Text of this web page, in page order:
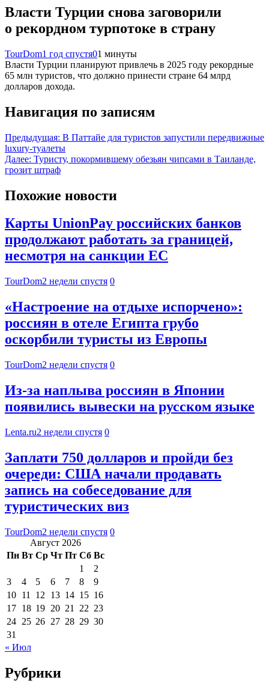
Власти Турции снова заговорили
о рекордном турпотоке в страну
TourDom1 год спустя01 минуты
Власти Турции планируют привлечь в 2025 году рекордные
65 млн туристов, что должно принести стране 64 млрд
долларов дохода.
Навигация по записям
Предыдущая: В Паттайе для туристов запустили передвижные
luxury-туалеты
Далее: Туристу, покормившему обезьян чипсами в Таиланде,
грозит штраф
Похожие новости
Карты UnionPay российских банков
продолжают работать за границей,
несмотря на санкции ЕС
TourDom2 недели спустя 0
«Настроение на отдыхе испорчено»:
россиян в отеле Египта грубо
оскорбили туристы из Европы
TourDom2 недели спустя 0
Из-за наплыва россиян в Японии
появились вывески на русском языке
Lenta.ru2 недели спустя 0
Заплати 750 долларов и пройди без
очереди: США начали продавать
запись на собеседование для
туристических виз
TourDom2 недели спустя 0
Август 2026
Пн Вт Ср Чт Пт Сб Вс
1
2
3
4 5 6 7 8
9
10 11 12 13 14 15 16
17 18 19 20 21 22 23
24 25 26 27 28 29 30
31
« Июл
Рубрики